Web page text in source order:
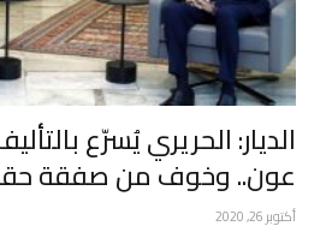
الديار: الحريري يُسرّع
عون.. وخوف من صفقة
أكتوبر 26, 2020